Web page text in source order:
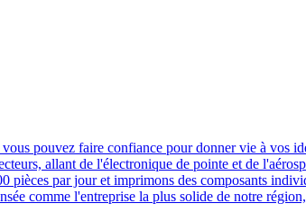
pouvez faire confiance pour donner vie à vos
allant de l'électronique de pointe et de
pièces par jour et imprimons des composants
comme l'entreprise la plus solide de notre